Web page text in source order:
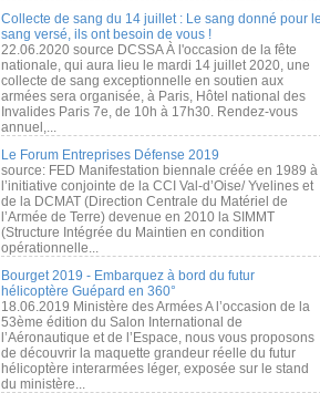
Collecte de sang du 14 juillet : Le sang donné pour le
sang versé, ils ont besoin de vous !
22.06.2020 source DCSSA À l'occasion de la fête
nationale, qui aura lieu le mardi 14 juillet 2020, une
collecte de sang exceptionnelle en soutien aux
armées sera organisée, à Paris, Hôtel national des
Invalides Paris 7e, de 10h à 17h30. Rendez-vous
annuel,...
Le Forum Entreprises Défense 2019
source: FED Manifestation biennale créée en 1989 à
l’initiative conjointe de la CCI Val-d’Oise/ Yvelines et
de la DCMAT (Direction Centrale du Matériel de
l’Armée de Terre) devenue en 2010 la SIMMT
(Structure Intégrée du Maintien en condition
opérationnelle...
Bourget 2019 - Embarquez à bord du futur
hélicoptère Guépard en 360°
18.06.2019 Ministère des Armées A l’occasion de la
53ème édition du Salon International de
l’Aéronautique et de l’Espace, nous vous proposons
de découvrir la maquette grandeur réelle du futur
hélicoptère interarmées léger, exposée sur le stand
du ministère...